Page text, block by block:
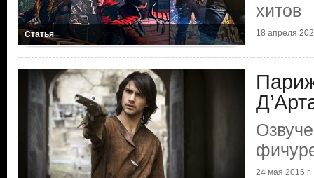
Статья
хитов
18 апреля
24 мая 2016 г.